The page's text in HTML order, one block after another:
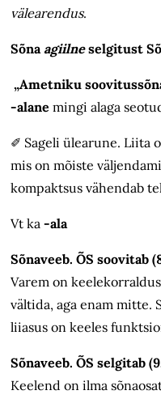
välearendus.
Sõna agiilneselgitust
„Ametniku
-alanemingi alaga
✐ Sageli ülearune. Liita
mis on mõiste
kompaktsus vähendab
Vt ka-ala
Sõnaveeb. ÕS soovitab
Varem on
vältida, aga enam mitte.
liiasus on keeles
Sõnaveeb. ÕS selgitab
Keelend on ilma